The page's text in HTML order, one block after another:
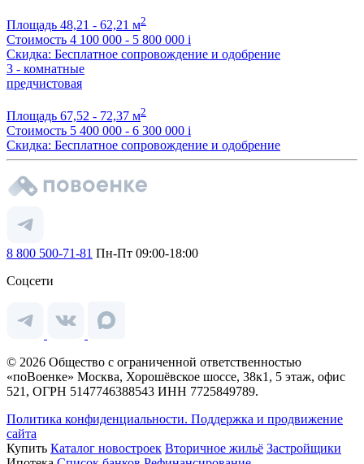
Площадь 48,21 - 62,21 м2
Стоимость 4 100 000 - 5 800 000 i
Скидка: Бесплатное сопровождение и одобрение
3 - комнатные
предчистовая
Площадь 67,52 - 72,37 м2
Стоимость 5 400 000 - 6 300 000 i
Скидка: Бесплатное сопровождение и одобрение
8 800 500-71-81 Пн-Пт 09:00-18:00
Соцсети
© 2026 Общество с ограниченной ответственностью
«поВоенке» Москва, Хорошёвское шоссе, 38к1, 5 этаж, офис
521, ОГРН 5147746388543 ИНН 7725849789.
Политика конфиденциальности. Поддержка и продвижение
сайта
Купить Каталог новостроек Вторичное жильё Застройщики